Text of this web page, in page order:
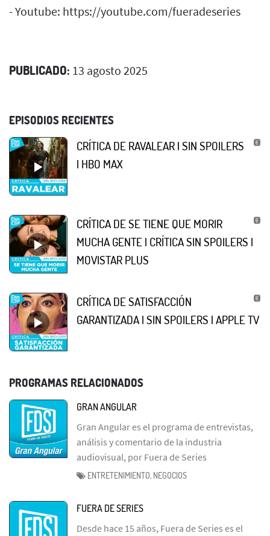
- Youtube: https://youtube.com/fueradeseries
PUBLICADO: 13 agosto 2025
EPISODIOS RECIENTES
CRÍTICA DE RAVALEAR | SIN SPOILERS
| HBO MAX
CRÍTICA DE SE TIENE QUE MORIR
MUCHA GENTE | CRÍTICA SIN SPOILERS |
MOVISTAR PLUS
CRÍTICA DE SATISFACCIÓN
GARANTIZADA | SIN SPOILERS | APPLE TV
PROGRAMAS RELACIONADOS
GRAN ANGULAR
Gran Angular es el programa de entrevistas,
análisis y comentario de la industria
audiovisual, por Fuera de Series
ENTRETENIMIENTO, NEGOCIOS
FUERA DE SERIES
Desde hace 15 años, Fuera de Series es el